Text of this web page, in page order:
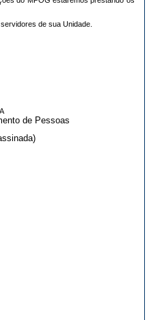
de sua Unidade.
de Pessoas